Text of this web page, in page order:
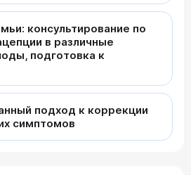
консультирование по
в различные
подготовка к
подход к коррекции
симптомов